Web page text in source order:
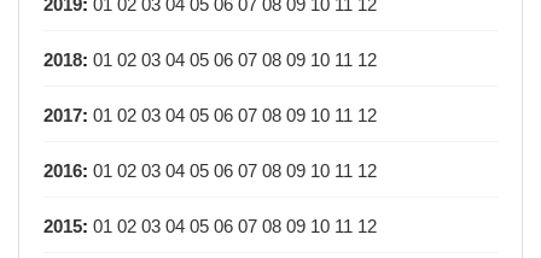
2019: 01 02 03 04 05 06 07 08 09 10 11 12
2018: 01 02 03 04 05 06 07 08 09 10 11 12
2017: 01 02 03 04 05 06 07 08 09 10 11 12
2016: 01 02 03 04 05 06 07 08 09 10 11 12
2015: 01 02 03 04 05 06 07 08 09 10 11 12